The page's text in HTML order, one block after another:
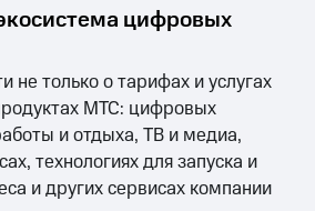
цифровых
не только о тарифах и услугах
МТС: цифровых
и отдыха, ТВ и медиа,
технологиях для запуска и
и других сервисах компании